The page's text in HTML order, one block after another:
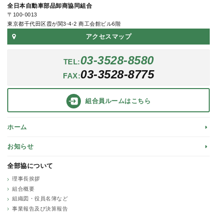
全日本自動車部品卸商協同組合
〒100-0013
東京都千代田区霞が関3-4-2 商工会館ビル6階
アクセスマップ
TEL:03-3528-8580
FAX:03-3528-8775
組合員ルームはこちら
ホーム
お知らせ
全部協について
理事長挨拶
組合概要
組織図・役員名簿など
事業報告及び決算報告